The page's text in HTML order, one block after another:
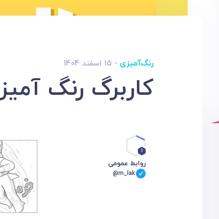
رنگ‌آمیزی - 15 اسفند 1404
کاربرگ رنگ
1
روابط عمومی
@m_lak